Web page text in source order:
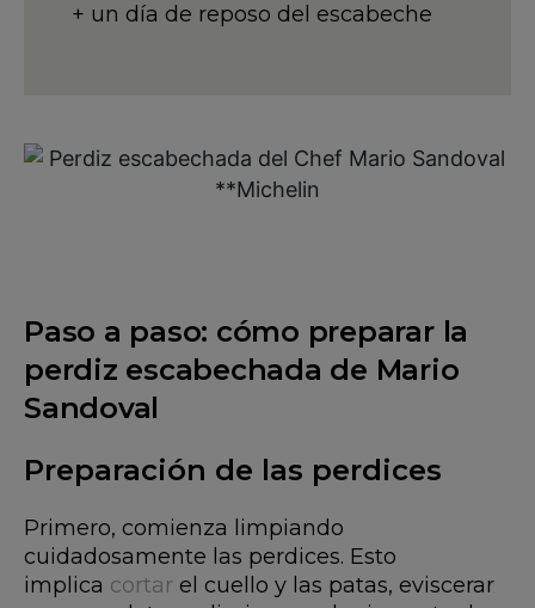
+ un día de reposo del escabeche
Paso a paso: cómo preparar la
perdiz escabechada de Mario
Sandoval
Preparación de las perdices
Primero, comienza limpiando
cuidadosamente las perdices. Esto
implica cortar el cuello y las patas, eviscerar